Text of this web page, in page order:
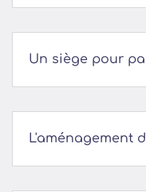
Un siège pour
L'aménagement